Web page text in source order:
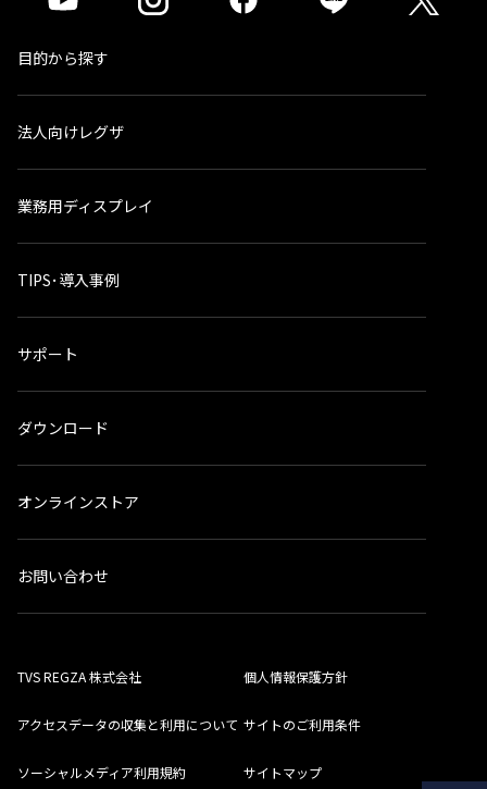
目的から探す
法人向けレグザ
業務用ディスプレイ
TIPS･導入事例
サポート
ダウンロード
オンラインストア
お問い合わせ
TVS REGZA 株式会社 個人情報保護方針
アクセスデータの収集と利用について サイトのご利用条件
ソーシャルメディア利用規約 サイトマップ